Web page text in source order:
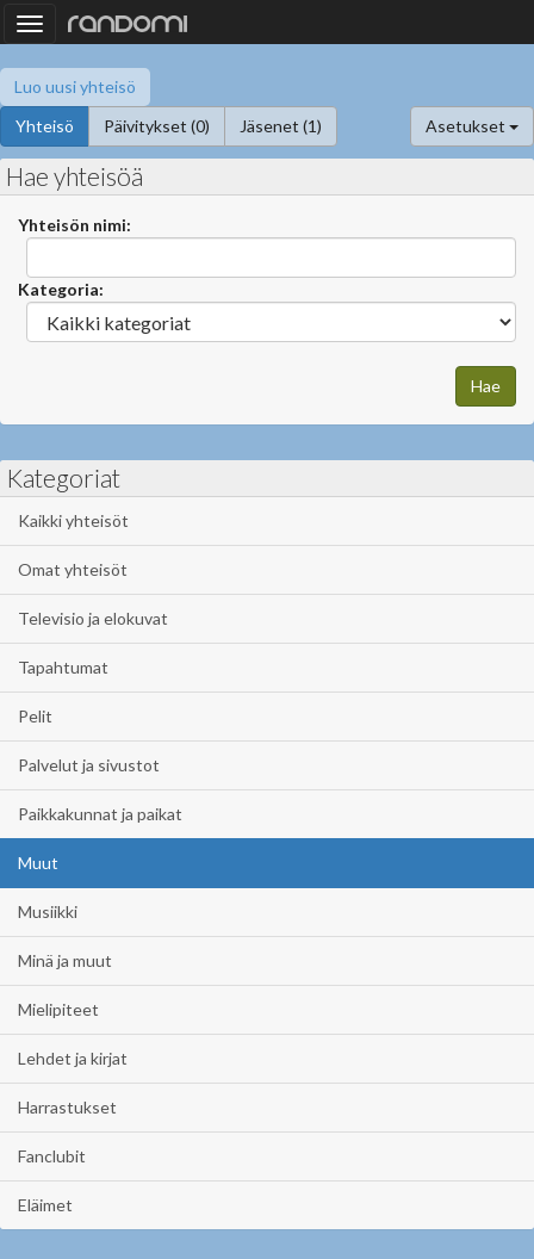
Toggle
navigation
Luo uusi yhteisö
Yhteisö
Päivitykset (0) Jäsenet (1) Asetukset
Hae yhteisöä
Yhteisön nimi:
Kategoria:
Kategoriat
Kaikki yhteisöt
Omat yhteisöt
Televisio ja elokuvat
Tapahtumat
Pelit
Palvelut ja sivustot
Paikkakunnat ja paikat
Muut
Musiikki
Minä ja muut
Mielipiteet
Lehdet ja kirjat
Harrastukset
Fanclubit
Eläimet